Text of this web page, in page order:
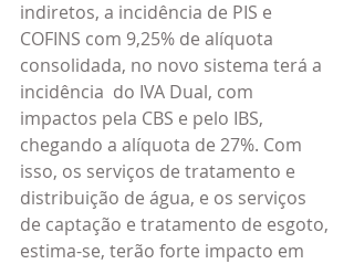
indiretos, a incidência de PIS e
COFINS com 9,25% de alíquota
consolidada, no novo sistema terá a
incidência  do IVA Dual, com
impactos pela CBS e pelo IBS,
chegando a alíquota de 27%. Com
isso, os serviços de tratamento e
distribuição de água, e os serviços
de captação e tratamento de esgoto,
estima-se, terão forte impacto em